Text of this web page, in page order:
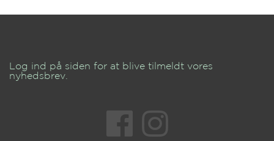
Log ind på siden for at blive tilmeldt vores
nyhedsbrev.